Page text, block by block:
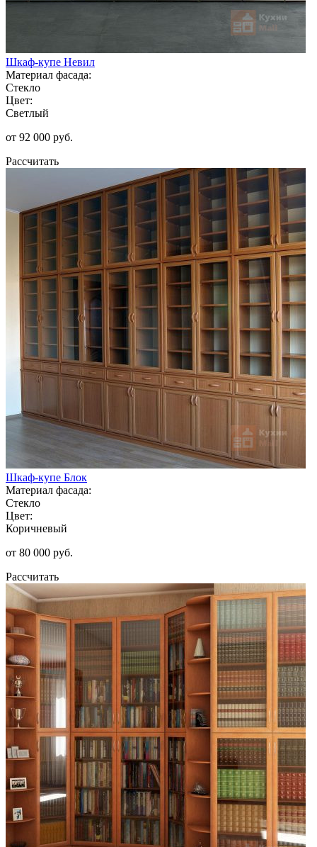
Шкаф-купе Невил
Материал фасада:
Стекло
Цвет:
Светлый
от 92 000 руб.
Рассчитать
Шкаф-купе Блок
Материал фасада:
Стекло
Цвет:
Коричневый
от 80 000 руб.
Рассчитать